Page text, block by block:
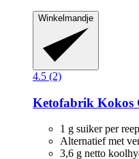
Winkelmandje
4.5 (2)
Ketofabrik Kokos
1 g suiker per reep
Alternatief met
3,6 g netto